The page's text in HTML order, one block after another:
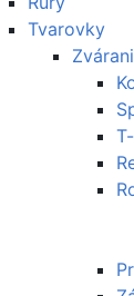
Tvarovky